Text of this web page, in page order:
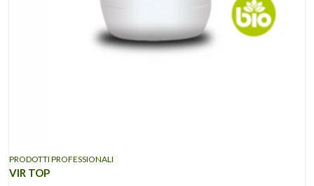
PRODOTTI PROFESSIONALI
VIR TOP